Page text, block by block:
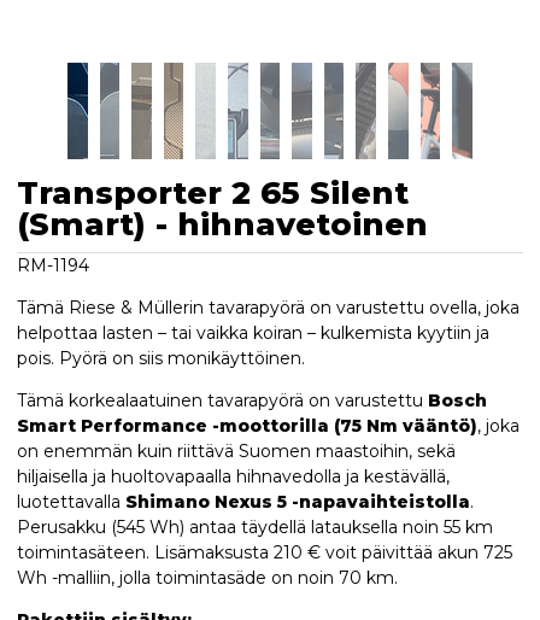
Transporter 2 65 Silent
(Smart) - hihnavetoinen
RM-1194
Tämä Riese & Müllerin tavarapyörä on varustettu ovella, joka
helpottaa lasten – tai vaikka koiran – kulkemista kyytiin ja
pois. Pyörä on siis monikäyttöinen.
Tämä korkealaatuinen tavarapyörä on varustettu Bosch
Smart Performance -moottorilla (75 Nm vääntö), joka
on enemmän kuin riittävä Suomen maastoihin, sekä
hiljaisella ja huoltovapaalla hihnavedolla ja kestävällä,
luotettavalla Shimano Nexus 5 -napavaihteistolla.
Perusakku (545 Wh) antaa täydellä latauksella noin 55 km
toimintasäteen. Lisämaksusta 210 € voit päivittää akun 725
Wh -malliin, jolla toimintasäde on noin 70 km.